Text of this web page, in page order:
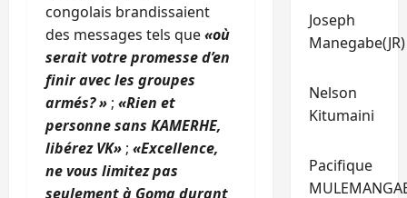
congolais brandissaient
des messages tels que«où
serait votre promesse d’en
finir avec les groupes
armés? » ; «Rien et
personne sans KAMERHE,
libérez VK» ; «Excellence,
ne vous limitez pas
seulement à Goma durant
Joseph
Manegabe(JR)
Nelson
Kitumaini
Pacifique